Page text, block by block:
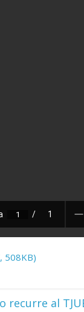
508KB)
recurre al